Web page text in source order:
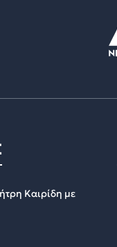
Καιρίδη με